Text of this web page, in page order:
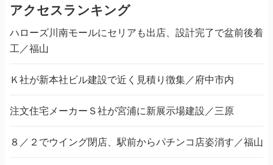
アクセスランキング
ハローズ川南モールにセリアも出店、設計完了で盆前後着
工／福山
Ｋ社が新本社ビル建設で近く見積り徴集／府中市内
注文住宅メーカーＳ社が宮浦に新展示場建設／三原
８／２でウイング閉店、駅前からパチンコ店姿消す／福山